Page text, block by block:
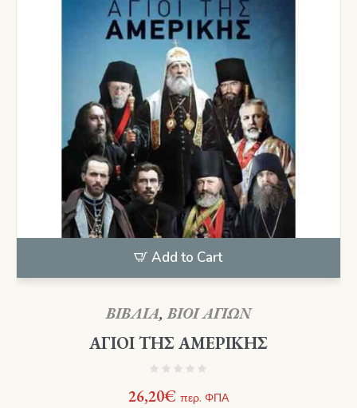
Add to Cart
ΒΙΒΛΙΑ,ΒΙΟΙ ΑΓΙΩΝ
ΑΓΙΟΙ ΤΗΣ ΑΜΕΡΙΚΗΣ
26,20€ περ. ΦΠΑ